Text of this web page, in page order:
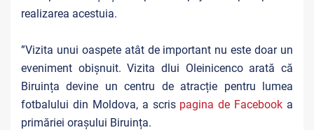
realizarea acestuia.
”Vizita unui oaspete atât de important nu este doar un
eveniment obișnuit. Vizita dlui Oleinicenco arată că
Biruința devine un centru de atracție pentru lumea
fotbalului din Moldova, a scris pagina de Facebook a
primăriei orașului Biruința.